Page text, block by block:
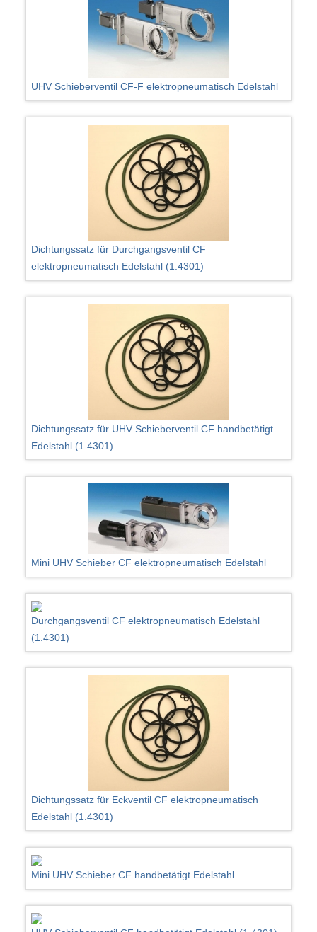
UHV Schieberventil CF-F elektropneumatisch Edelstahl
Dichtungssatz für Durchgangsventil CF
elektropneumatisch Edelstahl (1.4301)
Dichtungssatz für UHV Schieberventil CF handbetätigt
Edelstahl (1.4301)
Mini UHV Schieber CF elektropneumatisch Edelstahl
Durchgangsventil CF elektropneumatisch Edelstahl
(1.4301)
Dichtungssatz für Eckventil CF elektropneumatisch
Edelstahl (1.4301)
Mini UHV Schieber CF handbetätigt Edelstahl